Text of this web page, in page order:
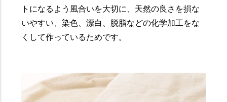
トになるよう風合いを大切に、天然の良さを損な
いやすい、染色、漂白、脱脂などの化学加工をな
くして作っているためです。